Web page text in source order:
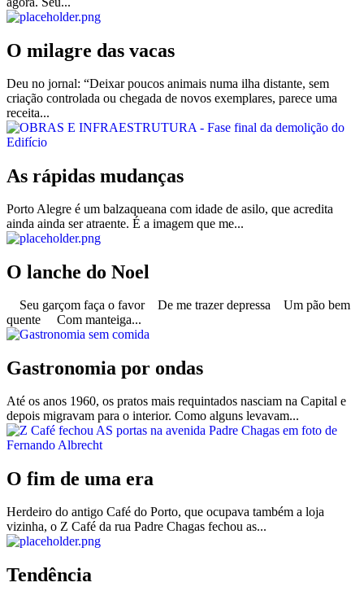
O milagre das vacas
Deu no jornal: “Deixar poucos animais numa ilha distante, sem
criação controlada ou chegada de novos exemplares, parece uma
receita...
As rápidas mudanças
Porto Alegre é um balzaqueana com idade de asilo, que acredita
ainda ainda ser atraente. É a imagem que me...
O lanche do Noel
Seu garçom faça o favor De me trazer depressa Um pão bem
quente Com manteiga...
Gastronomia por ondas
Até os anos 1960, os pratos mais requintados nasciam na Capital e
depois migravam para o interior. Como alguns levavam...
O fim de uma era
Herdeiro do antigo Café do Porto, que ocupava também a loja
vizinha, o Z Café da rua Padre Chagas fechou as...
Tendência